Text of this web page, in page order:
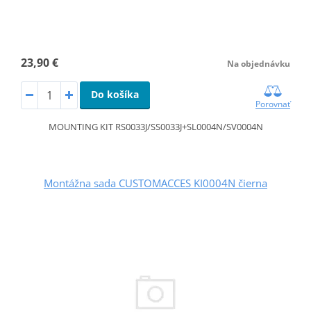
23,90 € Na objednávku
Do košíka
Porovnať
MOUNTING KIT RS0033J/SS0033J+SL0004N/SV0004N
Montážna sada CUSTOMACCES KI0004N čierna